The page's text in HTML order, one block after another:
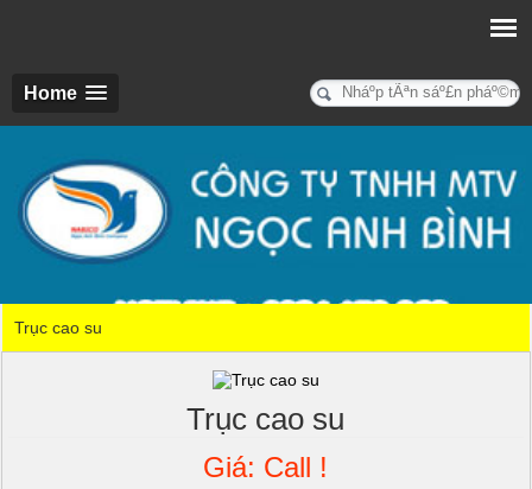
Home
Trục cao su
Trục cao su
Giá: Call !